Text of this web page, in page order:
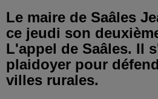
Le maire de Saâles
ce jeudi son
L'appel de Saâles. Il
plaidoyer pour
villes rurales.